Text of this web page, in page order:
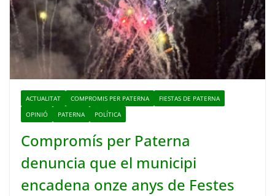
ACTUALITAT COMPROMIS PER PATERNA
FIESTAS DE PATERNA
OPINIÓ
PATERNA POLÍTICA
Compromís per Paterna
denuncia que el municipi
encadena onze anys de Festes